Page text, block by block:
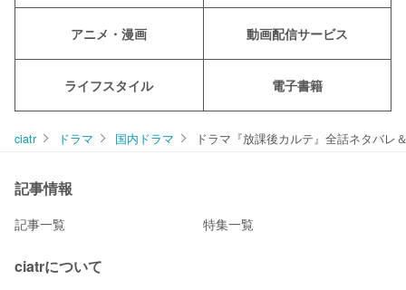
アニメ・漫画 動画配信サービス
ライフスタイル 電子書籍
ciatr ドラマ 国内ドラマ ドラマ『放課後カルテ』全話ネタバ
記事情報
記事一覧 特集一覧
ciatrについて